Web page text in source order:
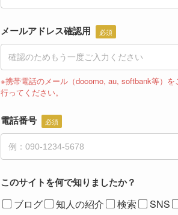
メールアドレス確認用 必須
※携帯電話のメール（docomo, au, softbank等）
行ってください。
電話番号 必須
このサイトを何で知りましたか？
ブログ 知人の紹介 検索 SNS